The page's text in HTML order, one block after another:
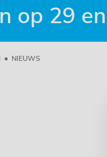
NIEUWS
op 29